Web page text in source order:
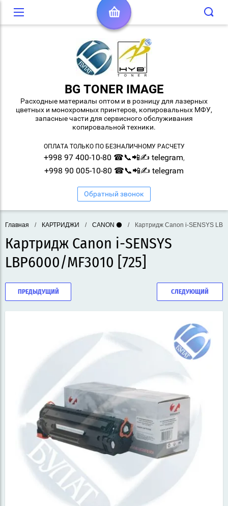
BG TONER IMAGE
Расходные материалы оптом и в розницу для лазерных
цветных и монохромных принтеров, копировальных МФУ,
запасные части для сервисного обслуживания
копировальной техники.
ОПЛАТА ТОЛЬКО ПО БЕЗНАЛИЧНОМУ РАСЧЕТУ
+998 97 400-10-80 ☎📞📲✍ telegram,
+998 90 005-10-80 ☎📞📲✍ telegram
Обратный звонок
Главная / КАРТРИДЖИ / CANON ⚫ / Картридж Canon i-SENSYS
Картридж Canon i-SENSYS
LBP6000/MF3010 [725]
ПРЕДЫДУЩИЙ СЛЕДУЮЩИЙ